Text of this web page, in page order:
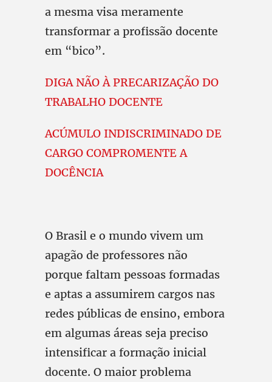
a mesma visa meramente
transformar a profissão docente
em “bico”.
DIGA NÃO À PRECARIZAÇÃO DO
TRABALHO DOCENTE
ACÚMULO INDISCRIMINADO DE
CARGO COMPROMENTE A
DOCÊNCIA
O Brasil e o mundo vivem um
apagão de professores não
porque faltam pessoas formadas
e aptas a assumirem cargos nas
redes públicas de ensino, embora
em algumas áreas seja preciso
intensificar a formação inicial
docente. O maior problema